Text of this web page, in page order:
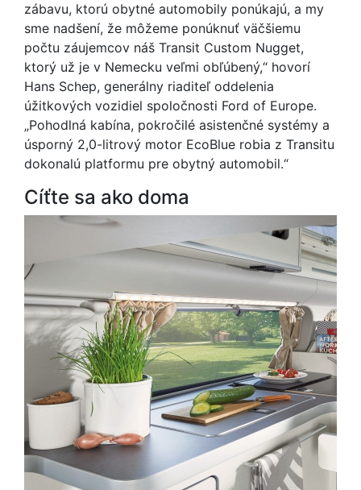
zábavu, ktorú obytné automobily ponúkajú, a my
sme nadšení, že môžeme ponúknuť väčšiemu
počtu záujemcov náš Transit Custom Nugget,
ktorý už je v Nemecku veľmi obľúbený,“ hovorí
Hans Schep, generálny riaditeľ oddelenia
úžitkových vozidiel spoločnosti Ford of Europe.
„Pohodlná kabína, pokročilé asistenčné systémy a
úsporný 2,0-litrový motor EcoBlue robia z Transitu
dokonalú platformu pre obytný automobil.“
Cíťte sa ako doma